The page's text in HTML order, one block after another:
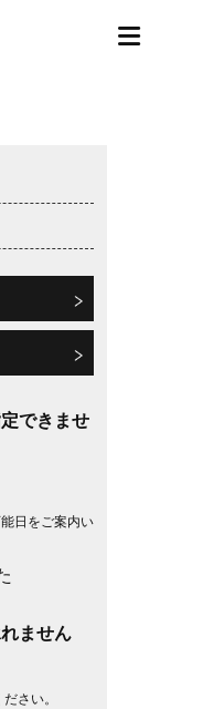
できませ
日をご案内い
ません
さい。